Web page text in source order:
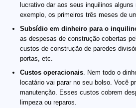
lucrativo dar aos seus inquilinos
exemplo, os primeiros três meses de
Subsídio em dinheiro para o
as despesas de construção cobertas
custos de construção de paredes
portas, etc.
Custos operacionais . Nem todo o
locatário vai parar no seu bolso. Você
manutenção. Esses custos cobrem
limpeza ou reparos.